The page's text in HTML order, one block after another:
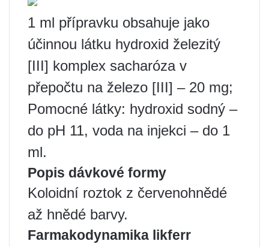
1 ml přípravku obsahuje jako
účinnou látku hydroxid železitý
[III] komplex sacharóza v
přepočtu na železo [III] – 20 mg;
Pomocné látky: hydroxid sodný –
do pH 11, voda na injekci – do 1
ml.
Popis dávkové formy
Koloidní roztok z červenohnědé
až hnědé barvy.
Farmakodynamika likferr